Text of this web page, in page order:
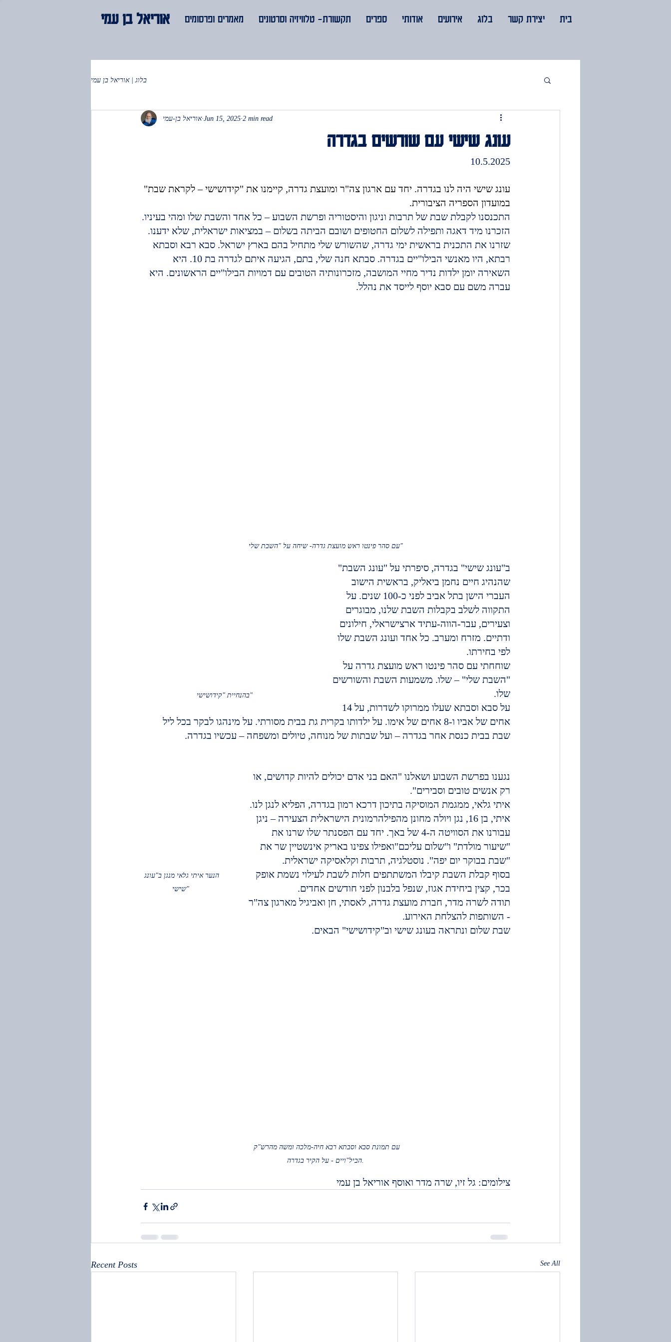
אוריאל בן עמי מאמרים ופרסומים תקשורת- טלוויזיה וסרטונים ספרים אודותי אירועים בלוג יצירת קשר בית
בלוג | אוריאל בן עמי
עונג שישי עם שורשים בגדרה
אוריאל בן-עמי Jun 15, 2025 2 min read
10.5.2025
עונג שישי היה לנו בגדרה. יחד עם ארגון צה"ר ומועצת גדרה, קיימנו את "קידושישי – לקראת שבת"
במועדון הספריה הציבורית.
התכנסנו לקבלת שבת של תרבות וניגון והיסטוריה ופרשת השבוע – כל אחד והשבת שלו ומהי בעיניו.
הזכרנו מיד דאגה ותפילה לשלום החטופים ושובם הביתה בשלום – במציאות ישראלית, שלא ידענו.
שזרנו את התכנית בראשית ימי גדרה, שהשורש שלי מתחיל בהם בארץ ישראל. סבא רבא וסבתא
רבתא, היו מאנשי הבילו"יים בגדרה. סבתא חנה שלי, בתם, הגיעה איתם לגדרה בת 10. היא
השאירה יומן ילדות נדיר מחיי המושבה, מזכרונותיה הטובים עם דמויות הבילו"יים הראשונים. היא
עברה משם עם סבא יוסף לייסד את נהלל.
עם סהר פינטו ראש מועצת גדרה- שיחה על "השבת שלי"
בהנחיית "קידושישי"
ב"עונג שישי" בגדרה, סיפרתי על "עונג השבת"
שהנהיג חיים נחמן ביאליק, בראשית הישוב
העברי הישן בתל אביב לפני כ-100 שנים. על
התקווה לשלב בקבלות השבת שלנו, מבוגרים
וצעירים, עבר-הווה-עתיד ארצישראלי, חילונים
ודתיים. מזרח ומערב. כל אחד ועונג השבת שלו
לפי בחירתו.
שוחחתי עם סהר פינטו ראש מועצת גדרה על
"השבת שלי" – שלו. משמעות השבת והשורשים
שלו.
אחים של אביו ו-8 אחים של אימו. על ילדותו בקרית גת בבית מסורתי. על מינהגו לבקר בכל ליל
שבת בבית כנסת אחר בגדרה – ועל שבתות של מנוחה, טיולים ומשפחה – עכשיו בגדרה.
הנער איתי גלאי מנגן ב"עונג
שישי"
נגענו בפרשת השבוע ושאלנו "האם בני אדם יכולים להיות קדושים, או
רק אנשים טובים וסבירים".
איתי גלאי, ממגמת המוסיקה בתיכון דרכא רמון בגדרה, הפליא לנגן לנו.
איתי, בן 16, נגן ויולה מחונן מהפילהרמונית הישראלית הצעירה – ניגן
עבורנו את הסוויטה ה-4 של באך. יחד עם הפסנתר שלו שרנו את
"שיעור מולדת" ו"שלום עליכם"ואפילו צפינו באריק אינשטיין שר את
"שבת בבוקר יום יפה". נוסטלגיה, תרבות וקלאסיקה ישראלית.
בסוף קבלת השבת קיבלו המשתתפים חלות לשבת לעילוי נשמת אופק
בכר, קצין ביחידת אגוז, שנפל בלבנון לפני חודשים אחדים.
תודה לשרה מדר, חברת מועצת גדרה, לאסתי, חן ואביגיל מארגון צה"ר
- השותפות להצלחת האירוע.
שבת שלום ונתראה בעונג שישי וב"קידושישי" הבאים.
עם תמונת סבא וסבתא רבא חיה-מלכה ומשה מהרש"ק
הביל"ויים - על הקיר בגדרה.
צילומים: גל זיו, שרה מדר ואוסף אוריאל בן עמי
Recent Posts See All